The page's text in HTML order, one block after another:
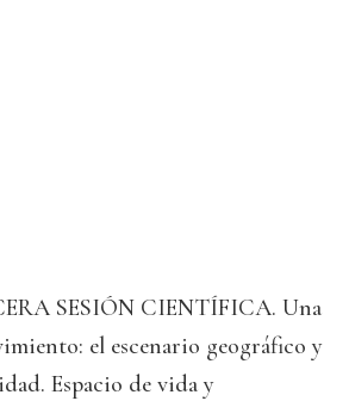
SESIÓN CIENTÍFICA. Una
el escenario geográfico y
Espacio de vida y